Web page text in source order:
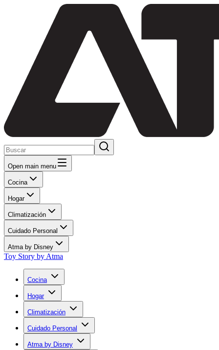
Open main menu
Cocina
Hogar
Climatización
Cuidado Personal
Atma by Disney
Toy Story by Atma
Cocina
Hogar
Climatización
Cuidado Personal
Atma by Disney